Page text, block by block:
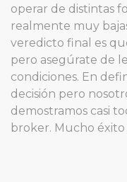
operar de distintas
realmente muy
veredicto final es
pero asegúrate de
condiciones. En
decisión pero
demostramos casi
broker. Mucho